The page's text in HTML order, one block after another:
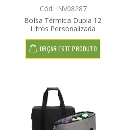
Cód: INV08287
Bolsa Térmica Dupla 12
Litros Personalizada
ORÇAR ESTE PRODUTO